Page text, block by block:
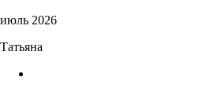
июль 2026
Татьяна